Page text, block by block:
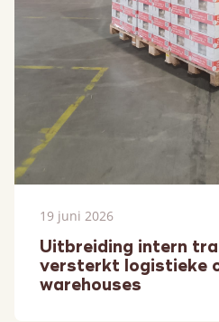
19 juni 2026
Uitbreiding intern
versterkt logistieke
warehouses